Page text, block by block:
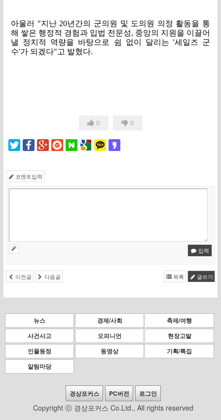
아울러 "지난 20년간의 군의원 및 도의원 의정 활동을 통
해 쌓은 행정적 경험과 입법 전문성, 중앙의 지원을 이끌어
낼 정치적 역량을 바탕으로 쉼 없이 달리는 '세일즈 군
수'가 되겠다"고 발혔다.
0 0
코멘트입력
입력
이전글 다음글 목록 글쓰기
뉴스 경제/사회
축제/여행
사건사고
오피니언
현장고발
인물동정
동영상
기획/특집
알림마당
경상포커스 PC버전 로그인
Copyright ⓒ 경상포커스 Co.Ltd., All rights reserved